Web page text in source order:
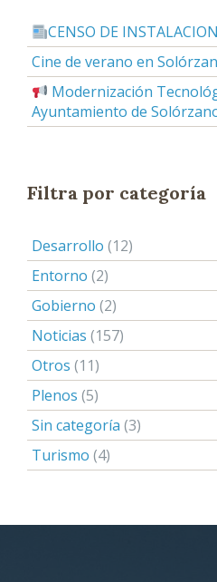
CENSO DE
Cine de verano en
Modernización
Ayuntamiento de
Filtra por categoría
Desarrollo (12)
Entorno (2)
Gobierno (2)
Noticias (157)
Otros (11)
Plenos (5)
Sin categoría (3)
Turismo (4)